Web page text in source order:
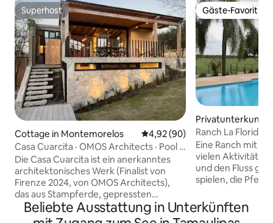
Superhost
Superhost
Cottage in Montemorelos Durchschnittliche Bewertung:
4,92 (90)
Casa Cuarcita · OMOS Architects · Pool ·
See
Die Casa Cuarcita ist ein anerkanntes
architektonisches Werk (Finalist von
Firenze 2024, von OMOS Architects),
das aus Stampferde, gepressten
Ziegeln, lokalem Steinbruchstein und
Holz gebaut wurde. In einer privaten,
Gäste-Favorit
Gäste-Favorit
Privatunterkunft
Ranch La Florida
Fluss
Eine Ranch mit
vielen Aktivitäten;
und den Fluss
spielen, die
gebratenes
ein paar Tage
Beliebte Ausstattung in Unterkünften